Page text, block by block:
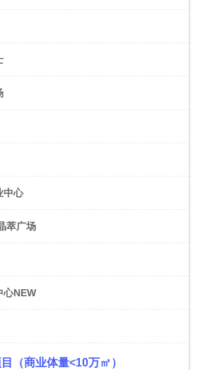
中心
萃广场
心NEW
（商业体量<10万㎡）